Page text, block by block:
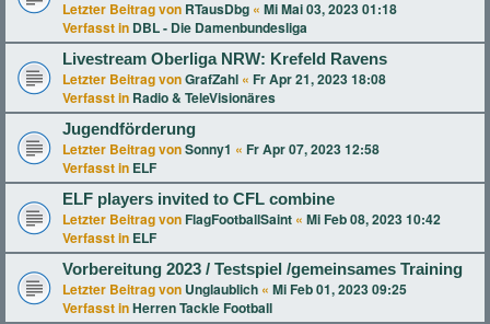
Letzter Beitrag von RTausDbg « Mi Mai 03, 2023 01:18
Verfasst in DBL - Die Damenbundesliga
Livestream Oberliga NRW: Krefeld Ravens
Letzter Beitrag vonGrafZahl « Fr Apr 21, 2023 18:08
Verfasst in Radio & TeleVisionäres
Jugendförderung
Letzter Beitrag vonSonny1 « Fr Apr 07, 2023 12:58
Verfasst in ELF
ELF players invited to CFL combine
Letzter Beitrag von FlagFootballSaint « Mi Feb 08, 2023 10:42
Verfasst in ELF
Vorbereitung 2023 / Testspiel /gemeinsames Training
Letzter Beitrag von Unglaublich « Mi Feb 01, 2023 09:25
Verfasst inHerren Tackle Football